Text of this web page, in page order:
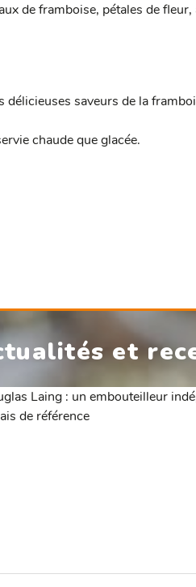
de framboise, pétales de
délicieuses saveurs de la
chaude que glacée.
et